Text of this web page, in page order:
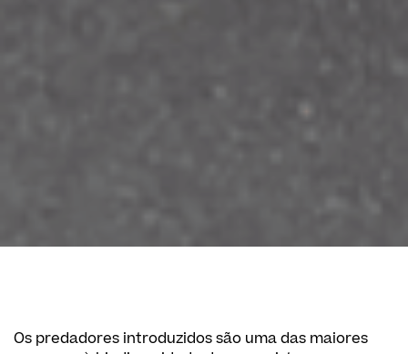
Os predadores introduzidos são uma das maiores